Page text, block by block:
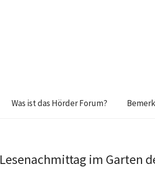
Was ist das Hörder Forum?
Lesenachmittag im Garten